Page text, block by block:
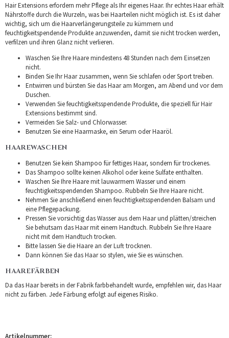
Hair Extensions erfordern mehr Pflege als Ihr eigenes Haar. Ihr echtes Haar erhält
Nährstoffe durch die Wurzeln, was bei Haarteilen nicht möglich ist. Es ist daher
wichtig, sich um die Haarverlängerungsteile zu kümmern und
feuchtigkeitspendende Produkte anzuwenden, damit sie nicht trocken werden,
verfilzen und ihren Glanz nicht verlieren.
Waschen Sie Ihre Haare mindestens 48 Stunden nach dem Einsetzen
nicht.
Binden Sie Ihr Haar zusammen, wenn Sie schlafen oder Sport treiben.
Entwirren und bürsten Sie das Haar am Morgen, am Abend und vor dem
Duschen.
Verwenden Sie feuchtigkeitsspendende Produkte, die speziell für Hair
Extensions bestimmt sind.
Vermeiden Sie Salz- und Chlorwasser.
Benutzen Sie eine Haarmaske, ein Serum oder Haaröl.
HAAREWASCHEN
Benutzen Sie kein Shampoo für fettiges Haar, sondern für trockenes.
Das Shampoo sollte keinen Alkohol oder keine Sulfate enthalten.
Waschen Sie Ihre Haare mit lauwarmem Wasser und einem
feuchtigkeitsspendenden Shampoo. Rubbeln Sie Ihre Haare nicht.
Nehmen Sie anschließend einen feuchtigkeitsspendenden Balsam und
eine Pflegepackung.
Pressen Sie vorsichtig das Wasser aus dem Haar und plätten/streichen
Sie behutsam das Haar mit einem Handtuch. Rubbeln Sie Ihre Haare
nicht mit dem Handtuch trocken.
Bitte lassen Sie die Haare an der Luft trocknen.
Dann können Sie das Haar so stylen, wie Sie es wünschen.
HAAREFÄRBEN
Da das Haar bereits in der Fabrik farbbehandelt wurde, empfehlen wir, das Haar
nicht zu färben. Jede Färbung erfolgt auf eigenes Risiko.
Artikelnummer: